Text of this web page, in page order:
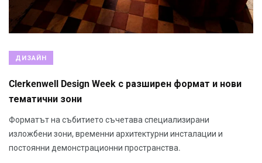
ДИЗАЙН
Clerkenwell Design Week с разширен формат и нови
тематични зони
Форматът на събитието съчетава специализирани
изложбени зони, временни архитектурни инсталации и
постоянни демонстрационни пространства.